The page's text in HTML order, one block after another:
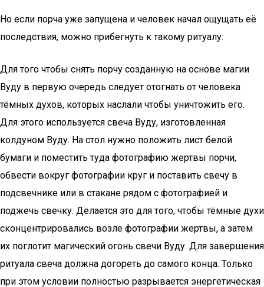
Но если порча уже запущена и человек начал ощущать её
последствия, можно прибегнуть к такому ритуалу:
Для того чтобы снять порчу созданную на основе магии
Вуду в первую очередь следует отогнать от человека
тёмных духов, которых наслали чтобы уничтожить его.
Для этого используется свеча Вуду, изготовленная
колдуном Вуду. На стол нужно положить лист белой
бумаги и поместить туда фотографию жертвы порчи,
обвести вокруг фотографии круг и поставить свечу в
подсвечнике или в стакане рядом с фотографией и
поджечь свечку. Делается это для того, чтобы тёмные духи
сконцентрировались возле фотографии жертвы, а затем
их поглотит магический огонь свечи Вуду. Для завершения
ритуала свеча должна догореть до самого конца. Только
при этом условии полностью разрывается энергетическая